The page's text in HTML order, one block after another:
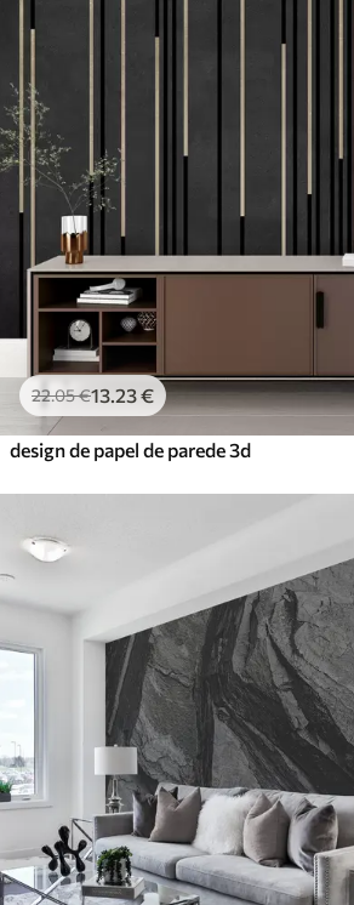
22.05€13 .23€
design de papel de parede 3d